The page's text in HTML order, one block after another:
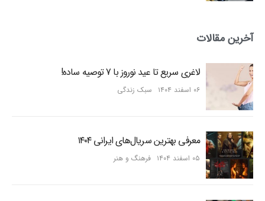
آخرین مقالات
لاغری سریع تا عید نوروز با 7 توصیه ساده!
۰۶ اسفند ۱۴۰۴ سبک زندگی
معرفی بهترین سریال‌های ایرانی ۱۴۰۴
۰۵ اسفند ۱۴۰۴ فرهنگ و هنر